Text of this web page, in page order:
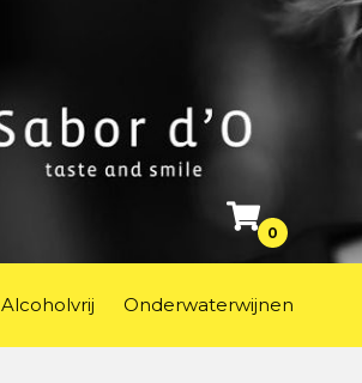
0
Alcoholvrij Onderwaterwijnen